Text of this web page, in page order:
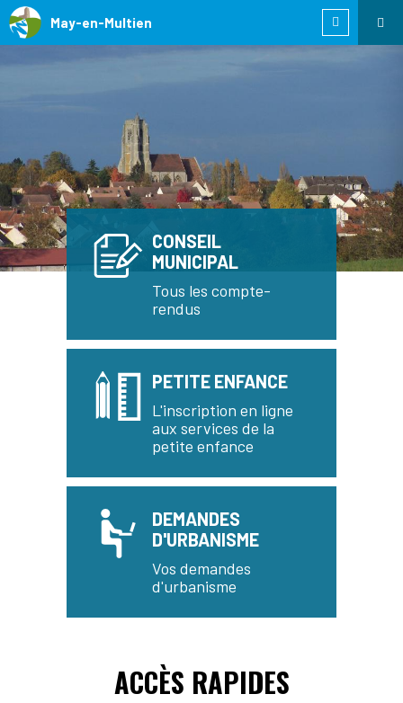
May-en-Multien
CONSEIL
MUNICIPAL
Tous les compte-
rendus
PETITE ENFANCE
L'inscription en ligne
aux services de la
petite enfance
DEMANDES
D'URBANISME
Vos demandes
d'urbanisme
ACCÈS RAPIDES